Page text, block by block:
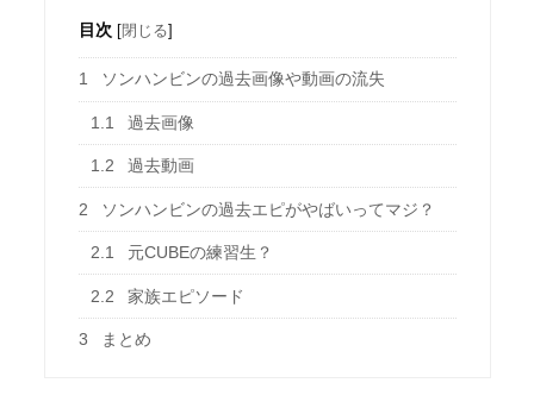
目次 [閉じる]
1 ソンハンビンの過去画像や動画の流失
1.1 過去画像
1.2 過去動画
2 ソンハンビンの過去エピがやばいってマジ？
2.1 元CUBEの練習生？
2.2 家族エピソード
3 まとめ